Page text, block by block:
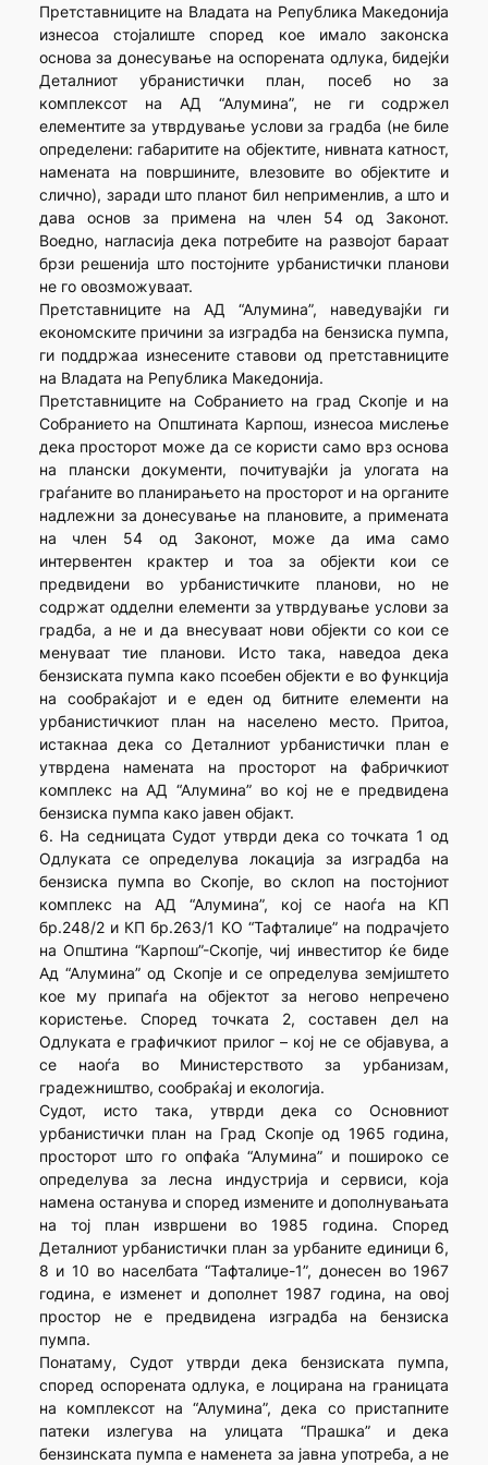
Претставниците на Владата на Република Македонија
изнесоа стојалиште според кое имало законска
основа за донесување на оспорената одлука, бидејќи
Деталниот убранистички план, посеб но за
комплексот на АД “Алумина”, не ги содржел
елементите за утврдување услови за градба (не биле
определени: габаритите на објектите, нивната катност,
намената на површините, влезовите во објектите и
слично), заради што планот бил неприменлив, а што и
дава основ за примена на член 54 од Законот.
Воедно, нагласија дека потребите на развојот бараат
брзи решенија што постојните урбанистички планови
не го овозможуваат.
Претставниците на АД “Алумина”, наведувајќи ги
економските причини за изградба на бензиска пумпа,
ги поддржаа изнесените ставови од претставниците
на Владата на Република Македонија.
Претставниците на Собранието на град Скопје и на
Собранието на Општината Карпош, изнесоа мислење
дека просторот може да се користи само врз основа
на плански документи, почитувајќи ја улогата на
граѓаните во планирањето на просторот и на органите
надлежни за донесување на плановите, а примената
на член 54 од Законот, може да има само
интервентен крактер и тоа за објекти кои се
предвидени во урбанистичките планови, но не
содржат одделни елементи за утврдување услови за
градба, а не и да внесуваат нови објекти со кои се
менуваат тие планови. Исто така, наведоа дека
бензиската пумпа како псоебен објекти е во функција
на сообраќајот и е еден од битните елементи на
урбанистичкиот план на населено место. Притоа,
истакнаа дека со Деталниот урбанистички план е
утврдена намената на просторот на фабричкиот
комплекс на АД “Алумина” во кој не е предвидена
бензиска пумпа како јавен објакт.
6. На седницата Судот утврди дека со точката 1 од
Одлуката се определува локација за изградба на
бензиска пумпа во Скопје, во склоп на постојниот
комплекс на АД “Алумина”, кој се наоѓа на КП
бр.248/2 и КП бр.263/1 КО “Тафталиџе” на подрачјето
на Општина “Карпош”-Скопје, чиј инвеститор ќе биде
Ад “Алумина” од Скопје и се определува земјиштето
кое му припаѓа на објектот за негово непречено
користење. Според точката 2, составен дел на
Одлуката е графичкиот прилог – кој не се објавува, а
се наоѓа во Министерството за урбанизам,
градежништво, сообраќај и екологија.
Судот, исто така, утврди дека со Основниот
урбанистички план на Град Скопје од 1965 година,
просторот што го опфаќа “Алумина” и пошироко се
определува за лесна индустрија и сервиси, која
намена останува и според измените и дополнувањата
на тој план извршени во 1985 година. Според
Деталниот урбанистички план за урбаните единици 6,
8 и 10 во населбата “Тафталиџе-1”, донесен во 1967
година, е изменет и дополнет 1987 година, на овој
простор не е предвидена изградба на бензиска
пумпа.
Понатаму, Судот утврди дека бензиската пумпа,
според оспорената одлука, е лоцирана на границата
на комплексот на “Алумина”, дека со пристапните
патеки излегува на улицата “Прашка” и дека
бензинската пумпа е наменета за јавна употреба, а не